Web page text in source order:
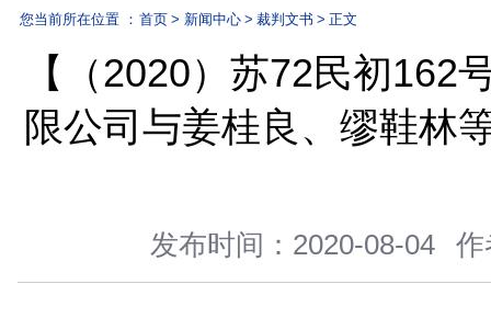
首页 新闻中心 司法公开
您当前所在位置 ：首页 > 新闻中心 裁判文书 > 正文
限公司与姜桂良、